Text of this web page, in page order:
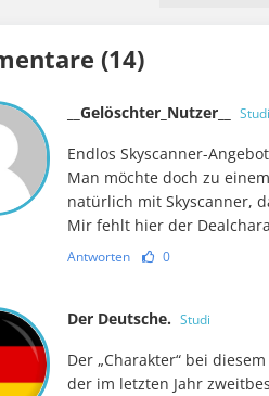
(14)
__Gelöschter_Nutzer__ Studi
Endlos Skyscanner-
Man möchte doch zu
natürlich mit Skyscanner,
Mir fehlt hier der
Antworten 0
Der Deutsche. Studi
Der „Charakter“ bei
der im letzten Jahr